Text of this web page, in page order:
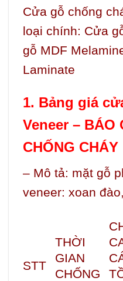
Cửa gỗ chống
loại chính: Cửa
gỗ MDF
Laminate
1. Bảng giá
Veneer – BÁO
CHỐNG CHÁY
– Mô tả: mặt gỗ
veneer: xoan
STT
THỜI
GIAN
CHỐNG